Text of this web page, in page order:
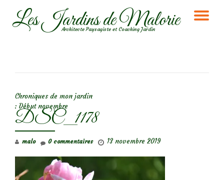
AllerLes Jardins de Malorie
Architecte Paysagiste et Coaching Jardin
Chroniques de mon jardin
: Début novembre
DSC_1178
malo 13 novembre 2019
0 commentaires